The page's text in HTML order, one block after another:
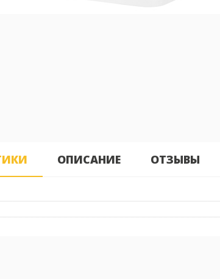
ОПИСАНИЕ ОТЗЫВЫ